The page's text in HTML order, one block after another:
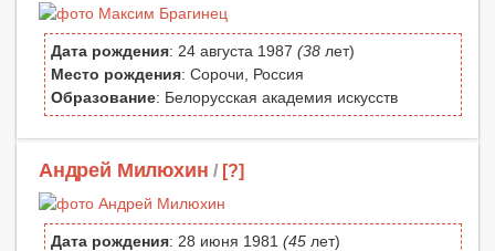
Дата рождения: 24 августа 1987 (38 лет)
Место рождения: Сорочи, Россия
Образование: Белорусская академия искусств
Андрей Милюхин / [?]
Дата рождения: 28 июня 1981 (45 лет)